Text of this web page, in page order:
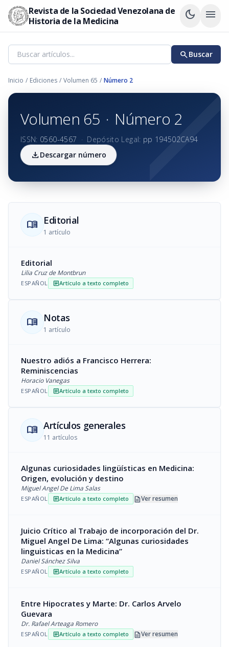
Revista de la Sociedad Venezolana de
Historia de la Medicina
dark_mode menu
searchBuscar
Inicio / Ediciones / Volumen 65 / Número 2
Volumen 65 · Número 2
ISSN: 0560-4567 · Depósito Legal: pp 194502CA94
downloadDescargar número
menu_book Editorial
1 artículo
Editorial
Lilia Cruz de Montbrun
ESPAÑOL articleArtículo a texto completo
menu_book Notas
1 artículo
Nuestro adiós a Francisco Herrera:
Reminiscencias
Horacio Vanegas
ESPAÑOL articleArtículo a texto completo
menu_book Artículos generales
11 artículos
Algunas curiosidades lingüísticas en Medicina:
Origen, evolución y destino
Miguel Angel De Lima Salas
ESPAÑOL articleArtículo a texto completo descriptionVer resumen
Juicio Crítico al Trabajo de incorporación del Dr.
Miguel Angel De Lima: “Algunas curiosidades
linguisticas en la Medicina”
Daniel Sánchez Silva
ESPAÑOL articleArtículo a texto completo
Entre Hipocrates y Marte: Dr. Carlos Arvelo
Guevara
Dr. Rafael Arteaga Romero
ESPAÑOL articleArtículo a texto completo descriptionVer resumen